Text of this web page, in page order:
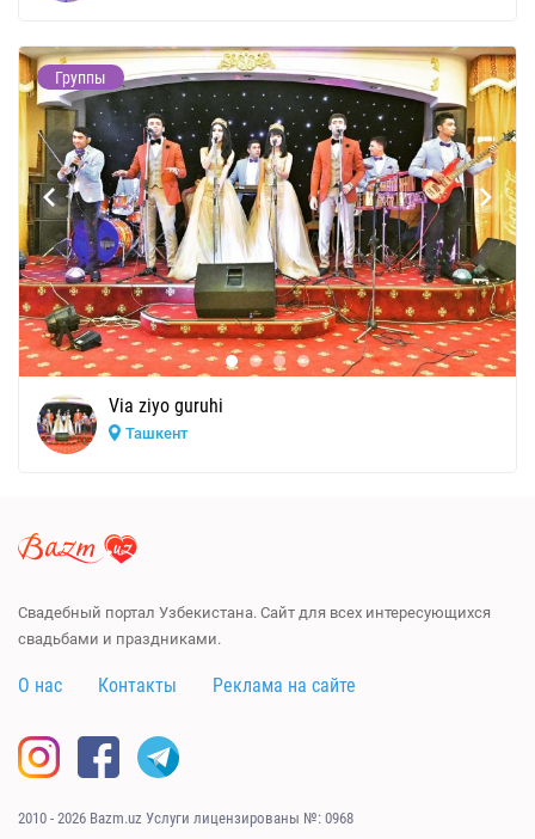
Группы
Via ziyo guruhi
Ташкент
Свадебный портал Узбекистана. Сайт для всех интересующихся
свадьбами и праздниками.
О нас Контакты Реклама на сайте
2010 - 2026 Bazm.uz Услуги лицензированы №: 0968